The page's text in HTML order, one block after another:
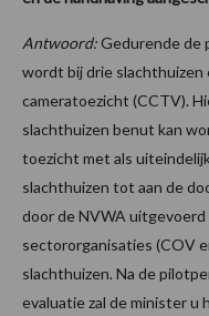
Antwoord:Gedurende de
wordt bij drie
cameratoezicht (CCTV).
slachthuizen benut kan
toezicht met als
slachthuizen tot aan de
door de NVWA
sectororganisaties (COV
slachthuizen. Na de
evaluatie zal de minister u